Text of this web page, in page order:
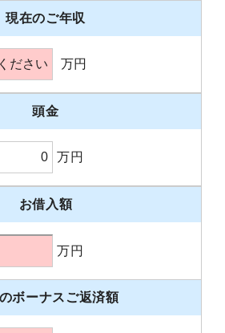
現在のご年収
万円
頭金
万円
お借入額
万円
ボーナスご返済額